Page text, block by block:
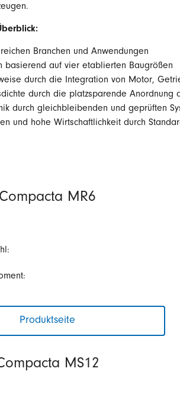
Branchen und Anwendungen
basierend auf vier etablierten Baugrößen
durch die Integration von Motor,
durch die platzsparende Anordnung
durch gleichbleibenden und geprüften
und hohe Wirtschaftlichkeit durch
Compacta MR6
Produktseite
MS12